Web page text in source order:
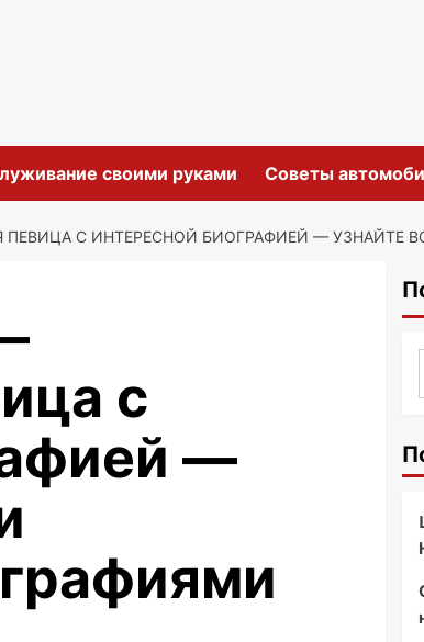
своими руками Советы
С ИНТЕРЕСНОЙ БИОГРАФИЕЙ — УЗНАЙТЕ
с
—